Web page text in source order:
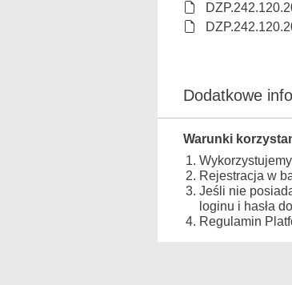
Dodatkowe
Warunki
Rejestracja w
Jeśli nie
loginu i hasła
Regulamin